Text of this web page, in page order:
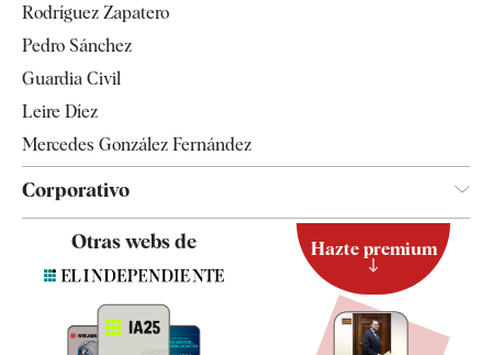
Televisión
Rodríguez Zapatero
Pedro Sánchez
Guardia Civil
Leire Díez
Mercedes González Fernández
Corporativo
Otras webs de Hazte premium